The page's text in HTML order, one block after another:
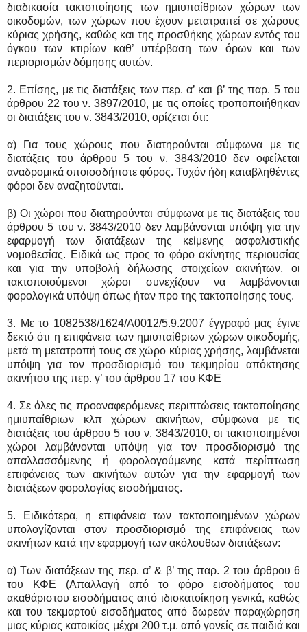
διαδικασία τακτοποίησης των ημιυπαίθριων χώρων των
οικοδομών, των χώρων που έχουν μετατραπεί σε χώρους
κύριας χρήσης, καθώς και της προσθήκης χώρων εντός του
όγκου των κτιρίων καθ’ υπέρβαση των όρων και των
περιορισμών δόμησης αυτών.
2. Επίσης, με τις διατάξεις των περ. α’ και β’ της παρ. 5 του
άρθρου 22 του ν. 3897/2010, με τις οποίες τροποποιήθηκαν
οι διατάξεις του ν. 3843/2010, ορίζεται ότι:
α) Για τους χώρους που διατηρούνται σύμφωνα με τις
διατάξεις του άρθρου 5 του ν. 3843/2010 δεν οφείλεται
αναδρομικά οποιοσδήποτε φόρος. Τυχόν ήδη καταβληθέντες
φόροι δεν αναζητούνται.
β) Οι χώροι που διατηρούνται σύμφωνα με τις διατάξεις του
άρθρου 5 του ν. 3843/2010 δεν λαμβάνονται υπόψη για την
εφαρμογή των διατάξεων της κείμενης ασφαλιστικής
νομοθεσίας. Ειδικά ως προς το φόρο ακίνητης περιουσίας
και για την υποβολή δήλωσης στοιχείων ακινήτων, οι
τακτοποιούμενοι χώροι συνεχίζουν να λαμβάνονται
φορολογικά υπόψη όπως ήταν προ της τακτοποίησης τους.
3. Με το 1082538/1624/Α0012/5.9.2007 έγγραφό μας έγινε
δεκτό ότι η επιφάνεια των ημιυπαίθριων χώρων οικοδομής,
μετά τη μετατροπή τους σε χώρο κύριας χρήσης, λαμβάνεται
υπόψη για τον προσδιορισμό του τεκμηρίου απόκτησης
ακινήτου της περ. γ’ του άρθρου 17 του ΚΦΕ
4. Σε όλες τις προαναφερόμενες περιπτώσεις τακτοποίησης
ημιυπαίθριων κλπ χώρων ακινήτων, σύμφωνα με τις
διατάξεις του άρθρου 5 του ν. 3843/2010, οι τακτοποιημένοι
χώροι λαμβάνονται υπόψη για τον προσδιορισμό της
απαλλασσόμενης ή φορολογούμενης κατά περίπτωση
επιφάνειας των ακινήτων αυτών για την εφαρμογή των
διατάξεων φορολογίας εισοδήματος.
5. Ειδικότερα, η επιφάνεια των τακτοποιημένων χώρων
υπολογίζονται στον προσδιορισμό της επιφάνειας των
ακινήτων κατά την εφαρμογή των ακόλουθων διατάξεων:
α) Των διατάξεων της περ. α’ & β’ της παρ. 2 του άρθρου 6
του ΚΦΕ (Απαλλαγή από το φόρο εισοδήματος του
ακαθάριστου εισοδήματος από ιδιοκατοίκηση γενικά, καθώς
και του τεκμαρτού εισοδήματος από δωρεάν παραχώρηση
μιας κύριας κατοικίας μέχρι 200 τ.μ. από γονείς σε παιδιά και